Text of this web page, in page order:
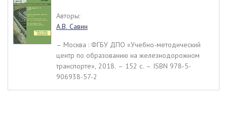
Авторы:
А.В. Савин
– Москва : ФГБУ ДПО «Учебно-методический
центр по образованию на железнодорожном
транспорте», 2018. – 152 c. – ISBN 978-5-
906938-57-2